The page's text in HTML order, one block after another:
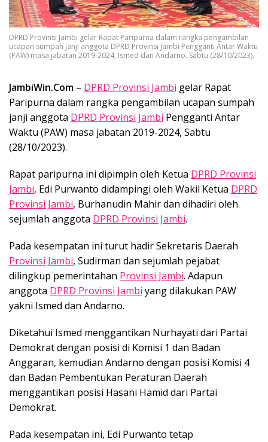
DPRD Provinsi Jambi gelar Rapat Paripurna dalam rangka pengambilan
ucapan sumpah janji anggota DPRD Provinsi Jambi Pengganti Antar Waktu
(PAW) masa jabatan 2019-2024, Ismed dan Andarno. Sabtu (28/10/2023).
JambiWin.Com – DPRD Provinsi Jambi gelar Rapat
Paripurna dalam rangka pengambilan ucapan sumpah
janji anggota DPRD Provinsi Jambi Pengganti Antar
Waktu (PAW) masa jabatan 2019-2024, Sabtu
(28/10/2023).
Rapat paripurna ini dipimpin oleh Ketua DPRD Provinsi
Jambi, Edi Purwanto didampingi oleh Wakil Ketua DPRD
Provinsi Jambi, Burhanudin Mahir dan dihadiri oleh
sejumlah anggota DPRD Provinsi Jambi.
Pada kesempatan ini turut hadir Sekretaris Daerah
Provinsi Jambi, Sudirman dan sejumlah pejabat
dilingkup pemerintahan Provinsi Jambi. Adapun
anggota DPRD Provinsi Jambi yang dilakukan PAW
yakni Ismed dan Andarno.
Diketahui Ismed menggantikan Nurhayati dari Partai
Demokrat dengan posisi di Komisi 1 dan Badan
Anggaran, kemudian Andarno dengan posisi Komisi 4
dan Badan Pembentukan Peraturan Daerah
menggantikan posisi Hasani Hamid dari Partai
Demokrat.
Pada kesempatan ini, Edi Purwanto tetap